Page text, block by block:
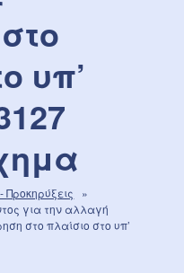
υπ’
Προκηρύξεις »
για την αλλαγή
στο πλαίσιο στο υπ’